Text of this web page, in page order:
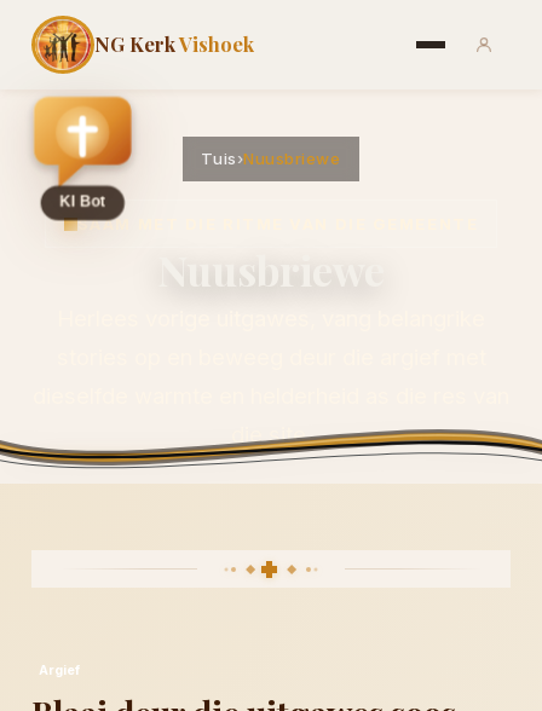
NG KerkVishoek
Tuis›Nuusbriewe
SAAM MET DIE RITME VAN DIE GEMEENTE
die site.
VERKEN DIE ARGIEF
Argief